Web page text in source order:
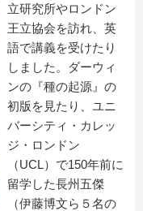
立研究所やロンドン
王立協会を訪れ、英
語で講義を受けたり
しました。ダーウィ
ンの『種の起源』の
初版を見たり、ユニ
バーシティ・カレッ
ジ・ロンドン
（UCL）で150年前に
留学した長州五傑
（伊藤博文ら５名の